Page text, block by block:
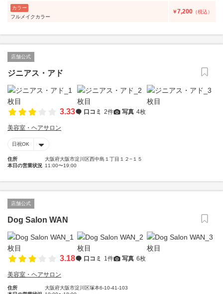
カラー
フルメイクカラー
￥7,200 （税込）
店舗公式
ジニアス・アド
3.33 口コミ 2件 写真 4枚
美容室・ヘアサロン
日祝OK
住所
大阪府大阪市淀川区西中島１丁目１２−１５
本日の営業状況 11:00〜19:00
店舗公式
Dog Salon WAN
3.18 口コミ 1件 写真 6枚
美容室・ヘアサロン
住所
大阪府大阪市淀川区塚本6-10-41-103